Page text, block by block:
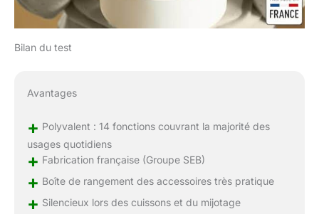
Bilan du test
Avantages
+ Polyvalent : 14 fonctions couvrant la majorité des
usages quotidiens
+ Fabrication française (Groupe SEB)
+ Boîte de rangement des accessoires très pratique
+ Silencieux lors des cuissons et du mijotage